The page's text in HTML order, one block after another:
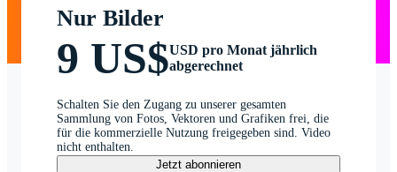
Nur Bilder
9 US$USD pro Monat jährlich
abgerechnet
Schalten Sie den Zugang zu unserer gesamten
Sammlung von Fotos, Vektoren und Grafiken frei, die
für die kommerzielle Nutzung freigegeben sind. Video
nicht enthalten.
Jetzt abonnieren